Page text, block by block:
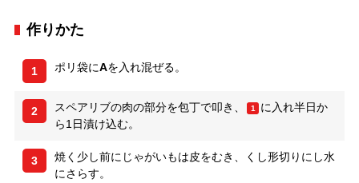
作りかた
1 ポリ袋にAを入れ混ぜる。
2 スペアリブの肉の部分を包丁で叩き、 1
に入れ半日か
ら1日漬け込む。
3
焼く少し前にじゃがいもは皮をむき、くし形切りにし水
にさらす。